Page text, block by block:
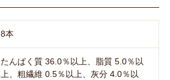
8本
たんぱく質 36.0％以上、脂質 5.0％以
上、粗繊維 0.5％以上、灰分 4.0％以